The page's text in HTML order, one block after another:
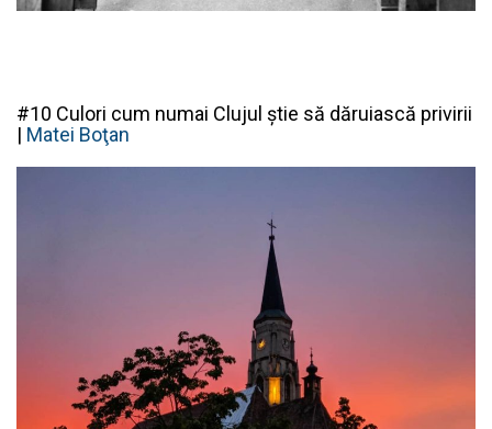
#10 Culori cum numai Clujul știe să dăruiască privirii
| Matei Boţan